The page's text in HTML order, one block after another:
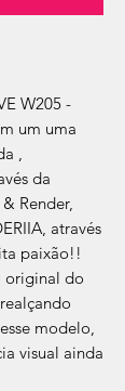
W205 -
um uma
,
da
Render,
através
paixão!!
original do
modelo,
visual ainda